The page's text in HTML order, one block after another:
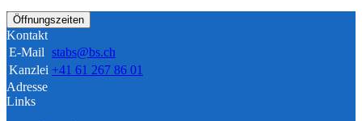
Öffnungszeiten
Kontakt
E-Mail stabs@bs.ch
Kanzlei +41 61 267 86 01
Adresse
Links